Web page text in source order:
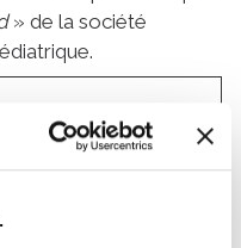
» de la société
lauréate 2021
et